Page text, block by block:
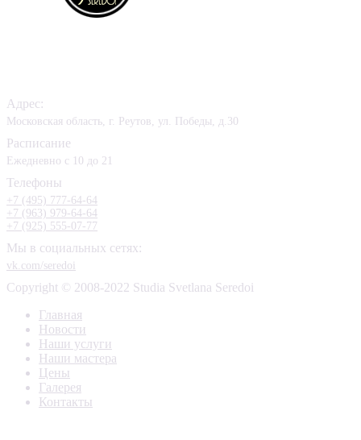
Адрес:
Московская область, г. Реутов, ул. Победы, д.30
Расписание
Ежедневно с 10 до 21
Телефоны
+7 (495) 777-64-64
+7 (963) 979-64-64
+7 (925) 555-07-77
Мы в социальных сетях:
vk.com/seredoi
Copyright © 2008-2022 Studia Svetlana Seredoi
Главная
Новости
Наши услуги
Наши мастера
Цены
Галерея
Контакты